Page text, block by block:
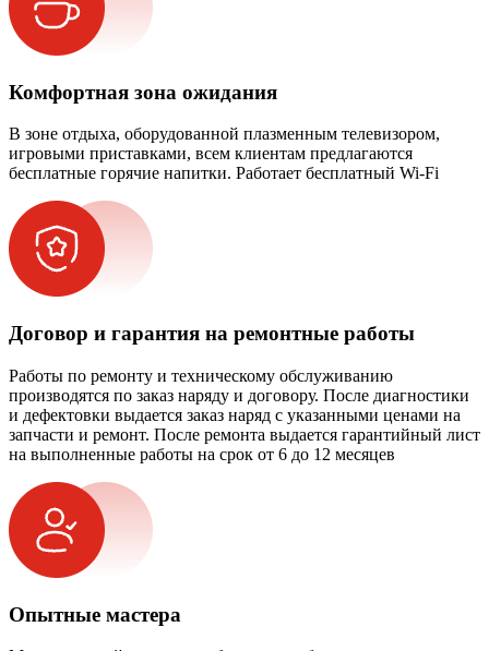
Комфортная зона ожидания
В зоне отдыха, оборудованной плазменным телевизором,
игровыми приставками, всем клиентам предлагаются
бесплатные горячие напитки. Работает бесплатный Wi-Fi
Договор и гарантия на ремонтные работы
Работы по ремонту и техническому обслуживанию
производятся по заказ наряду и договору. После диагностики
и дефектовки выдается заказ наряд с указанными ценами на
запчасти и ремонт. После ремонта выдается гарантийный лист
на выполненные работы на срок от 6 до 12 месяцев
Опытные мастера